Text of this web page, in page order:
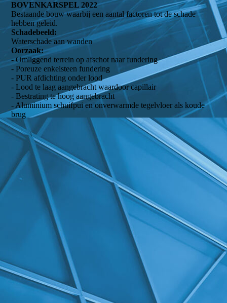
BOVENKARSPEL 2022
Bestaande bouw waarbij een aantal factoren tot de schade
hebben geleid.
Schadebeeld:
Waterschade aan wanden
Oorzaak:
- Omliggend terrein op afschot naar fundering
- Poreuze enkelsteen fundering
- PUR afdichting onder lood
- Lood te laag aangebracht waardoor capillair
- Bestrating te hoog aangebracht
- Aluminium schuifpui en onverwarmde tegelvloer als koude
brug